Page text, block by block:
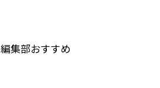
編集部おすすめ